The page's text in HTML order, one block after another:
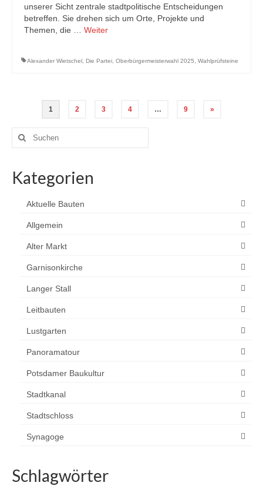
unserer Sicht zentrale stadtpolitische Entscheidungen
betreffen. Sie drehen sich um Orte, Projekte und
Themen, die … Weiter
Alexander Wietschel Die Partei Oberbürgermeisterwahl 2025 Wahlprüfsteine
Seitennummerierung
der
Beiträge
1 2 3 4 … 9 »
Suchen
nach:
Kategorien
Aktuelle Bauten
Allgemein
Alter Markt
Garnisonkirche
Langer Stall
Leitbauten
Lustgarten
Panoramatour
Potsdamer Baukultur
Stadtkanal
Stadtschloss
Synagoge
Schlagwörter